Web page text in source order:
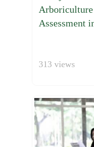
Assessment
313 views